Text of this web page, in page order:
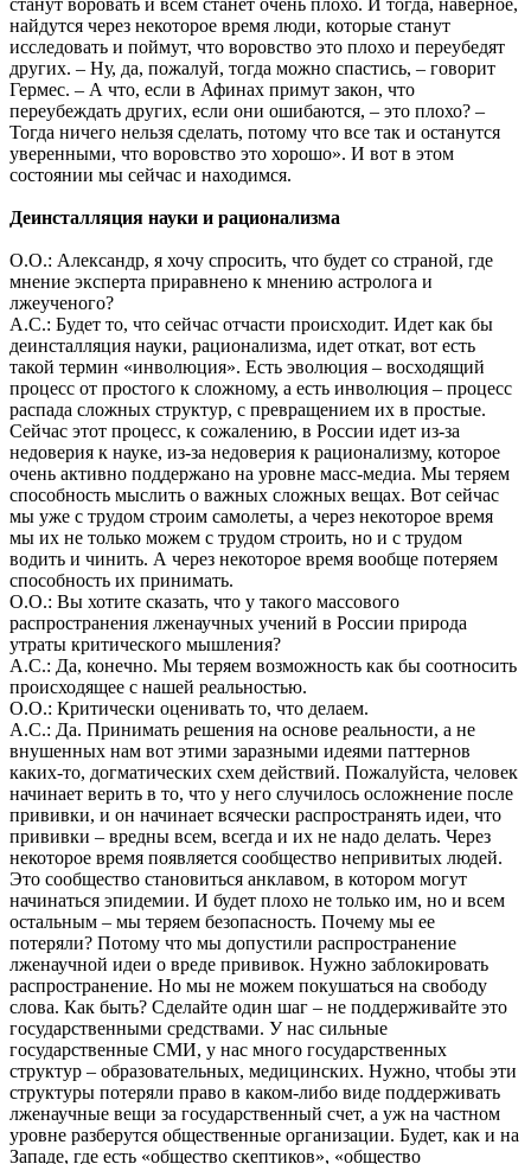
найдутся через некоторое время люди, которые станут
исследовать и поймут, что воровство это плохо и переубедят
других. – Ну, да, пожалуй, тогда можно спастись, – говорит
Гермес. – А что, если в Афинах примут закон, что
переубеждать других, если они ошибаются, – это плохо? –
Тогда ничего нельзя сделать, потому что все так и останутся
уверенными, что воровство это хорошо». И вот в этом
состоянии мы сейчас и находимся.
Деинсталляция науки и рационализма
О.О.: Александр, я хочу спросить, что будет со страной, где
мнение эксперта приравнено к мнению астролога и
лжеученого?
А.С.: Будет то, что сейчас отчасти происходит. Идет как бы
деинсталляция науки, рационализма, идет откат, вот есть
такой термин «инволюция». Есть эволюция – восходящий
процесс от простого к сложному, а есть инволюция – процесс
распада сложных структур, с превращением их в простые.
Сейчас этот процесс, к сожалению, в России идет из-за
недоверия к науке, из-за недоверия к рационализму, которое
очень активно поддержано на уровне масс-медиа. Мы теряем
способность мыслить о важных сложных вещах. Вот сейчас
мы уже с трудом строим самолеты, а через некоторое время
мы их не только можем с трудом строить, но и с трудом
водить и чинить. А через некоторое время вообще потеряем
способность их принимать.
О.О.: Вы хотите сказать, что у такого массового
распространения лженаучных учений в России природа
утраты критического мышления?
А.С.: Да, конечно. Мы теряем возможность как бы соотносить
происходящее с нашей реальностью.
О.О.: Критически оценивать то, что делаем.
А.С.: Да. Принимать решения на основе реальности, а не
внушенных нам вот этими заразными идеями паттернов
каких-то, догматических схем действий. Пожалуйста, человек
начинает верить в то, что у него случилось осложнение после
прививки, и он начинает всячески распространять идеи, что
прививки – вредны всем, всегда и их не надо делать. Через
некоторое время появляется сообщество непривитых людей.
Это сообщество становиться анклавом, в котором могут
начинаться эпидемии. И будет плохо не только им, но и всем
остальным – мы теряем безопасность. Почему мы ее
потеряли? Потому что мы допустили распространение
лженаучной идеи о вреде прививок. Нужно заблокировать
распространение. Но мы не можем покушаться на свободу
слова. Как быть? Сделайте один шаг – не поддерживайте это
государственными средствами. У нас сильные
государственные СМИ, у нас много государственных
структур – образовательных, медицинских. Нужно, чтобы эти
структуры потеряли право в каком-либо виде поддерживать
лженаучные вещи за государственный счет, а уж на частном
уровне разберутся общественные организации. Будет, как и на
Западе, где есть «общество скептиков», «общество